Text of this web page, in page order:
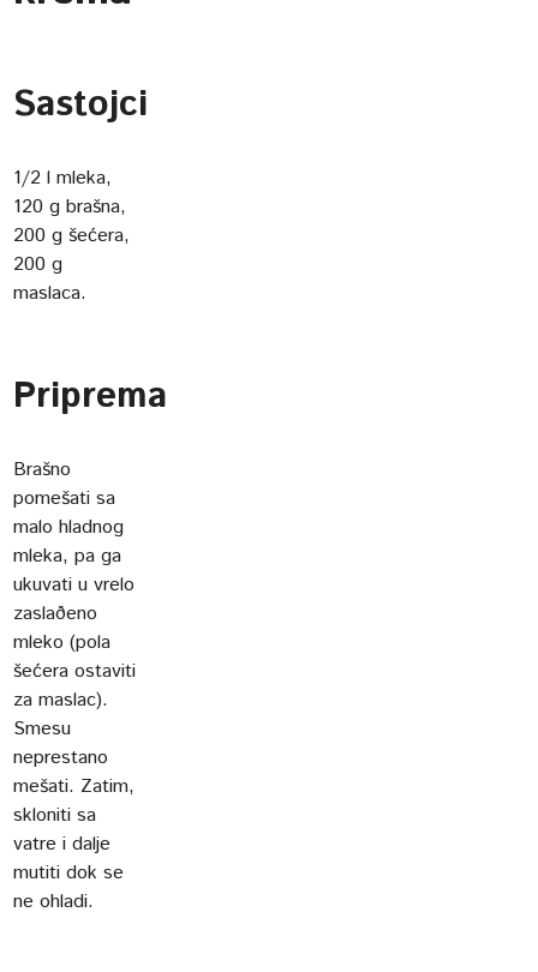
Sastojci
1/2 l mleka,
120 g brašna,
200 g šećera,
200 g
maslaca.
Priprema
Brašno
pomešati sa
malo hladnog
mleka, pa ga
ukuvati u vrelo
zaslaðeno
mleko (pola
šećera ostaviti
za maslac).
Smesu
neprestano
mešati. Zatim,
skloniti sa
vatre i dalje
mutiti dok se
ne ohladi.